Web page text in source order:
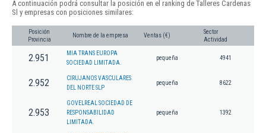
A continuación podrá consultar la posición en el ranking de Talleres Cardenas
Sl y empresas con posiciones similares:
Posición
Provincia
Nombre de la empresa Ventas (€)
Sector
Actividad
2.951
MIA TRANS EUROPA
SOCIEDAD LIMITADA.
pequeña 4941
2.952
CIRUJANOS VASCULARES
DEL NORTE SLP
pequeña 8622
2.953
GOVELREAL SOCIEDAD DE
RESPONSABILIDAD
LIMITADA.
pequeña 1392